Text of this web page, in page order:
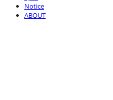
Notice
ABOUT